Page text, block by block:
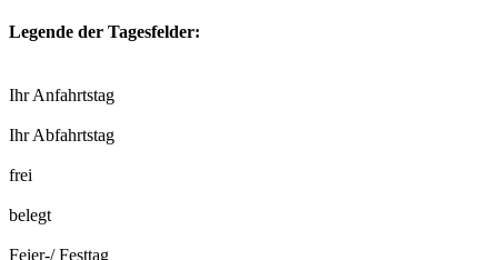
Legende der Tagesfelder:
Ihr Anfahrtstag
Ihr Abfahrtstag
frei
belegt
Feier-/ Festtag